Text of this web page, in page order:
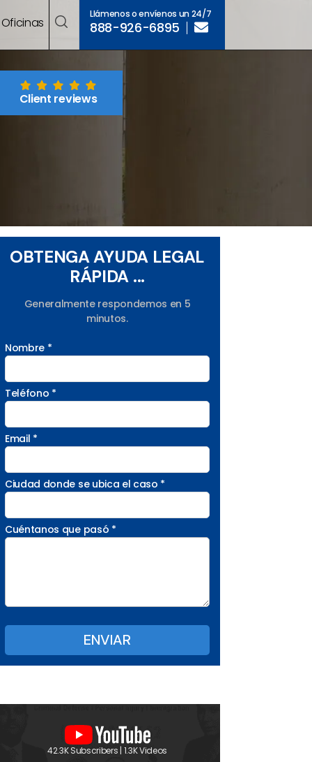
Oficinas
Llámenos o envíenos un 24/7
888-926-6895
Client reviews
OBTENGA AYUDA LEGAL
RÁPIDA ...
Generalmente respondemos en 5
minutos.
Nombre *
Teléfono *
Email *
Ciudad donde se ubica el caso *
Cuéntanos que pasó *
42.3K Subscribers | 1.3K Videos